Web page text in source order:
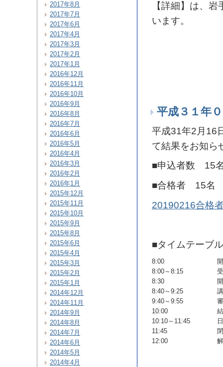
【詳細】は、
います。
平成３１年
平成31年2月16
て結果をお知ら
■申込者数 15
■合格者 15名
20190216合格
■タイムテーブ
8:00
8:00～8:15
8:30
8:40～9:25
9:40～9:55
10:00
10:10～11:45
11:45
12:00
2017年8月
2017年7月
2017年6月
2017年4月
2017年3月
2017年2月
2017年1月
2016年12月
2016年11月
2016年10月
2016年9月
2016年8月
2016年7月
2016年6月
2016年5月
2016年4月
2016年3月
2016年2月
2016年1月
2015年12月
2015年11月
2015年10月
2015年9月
2015年8月
2015年6月
2015年4月
2015年3月
2015年2月
2015年1月
2014年12月
2014年11月
2014年9月
2014年8月
2014年7月
2014年6月
2014年5月
2014年4月